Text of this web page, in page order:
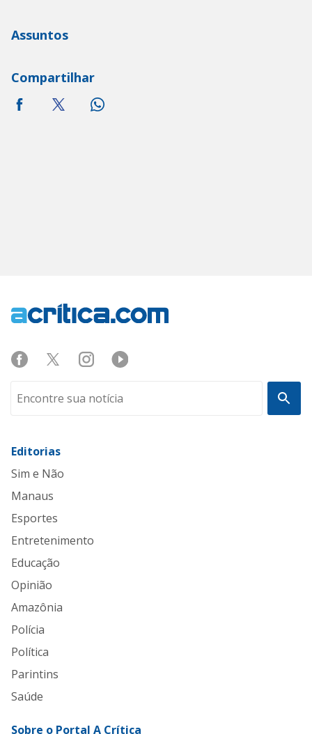
Assuntos
Compartilhar
Editorias
Sim e Não
Manaus
Esportes
Entretenimento
Educação
Opinião
Amazônia
Polícia
Política
Parintins
Saúde
Sobre o Portal A Crítica